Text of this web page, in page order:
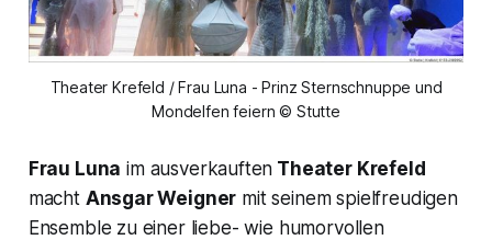
Theater Krefeld / Frau Luna - Prinz Sternschnuppe und
Mondelfen feiern © Stutte
Frau Luna im ausverkauften Theater Krefeld
macht Ansgar Weigner mit seinem spielfreudigen
Ensemble zu einer liebe- wie humorvollen